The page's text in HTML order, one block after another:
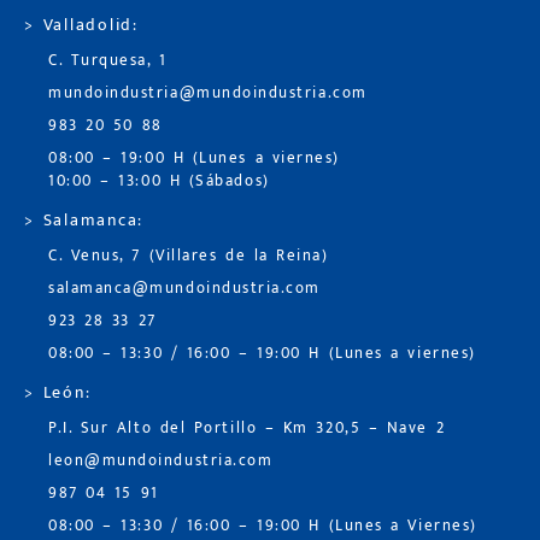
> Valladolid:
C. Turquesa, 1
mundoindustria@mundoindustria.com
983 20 50 88
08:00 – 19:00 H (Lunes a viernes)
10:00 – 13:00 H (Sábados)
> Salamanca:
C. Venus, 7 (Villares de la Reina)
salamanca@mundoindustria.com
923 28 33 27
08:00 – 13:30 / 16:00 – 19:00 H (Lunes a viernes)
> León:
P.I. Sur Alto del Portillo – Km 320,5 – Nave 2
leon@mundoindustria.com
987 04 15 91
08:00 – 13:30 / 16:00 – 19:00 H (Lunes a Viernes)